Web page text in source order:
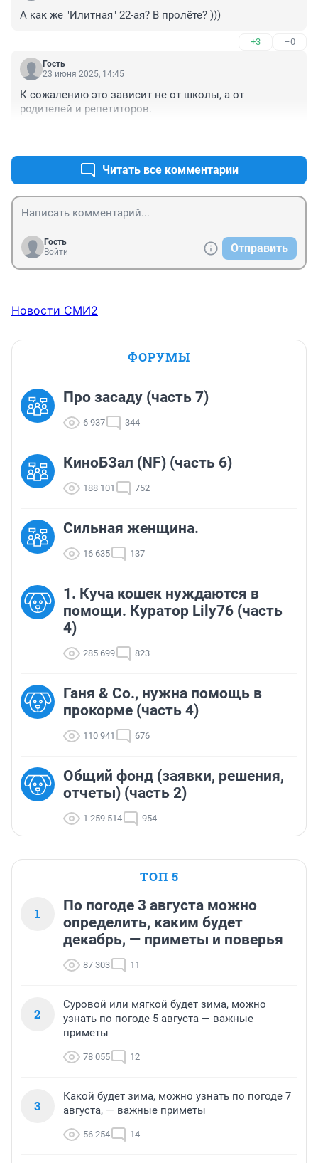
оценки по остальным предметам, был крепкий
А как же "Илитная" 22-ая? В пролёте? )))
+3 –0
Гость
23 июня 2025, 14:45
К сожалению это зависит не от школы, а от
родителей и репетиторов.
Читать все комментарии
Гость
Войти
Отправить
Новости СМИ2
ФОРУМЫ
Про засаду (часть 7)
6 937 344
КиноБЗал (NF) (часть 6)
188 101 752
Сильная женщина.
16 635 137
1. Куча кошек нуждаются в
помощи. Куратор Lily76 (часть
4)
285 699 823
Ганя & Co., нужна помощь в
прокорме (часть 4)
110 941 676
Общий фонд (заявки, решения,
отчеты) (часть 2)
1 259 514 954
ТОП 5
1
По погоде 3 августа можно
определить, каким будет
декабрь, — приметы и поверья
87 303 11
2
Суровой или мягкой будет зима, можно
узнать по погоде 5 августа — важные
приметы
78 055 12
3
Какой будет зима, можно узнать по погоде 7
августа, — важные приметы
56 254 14